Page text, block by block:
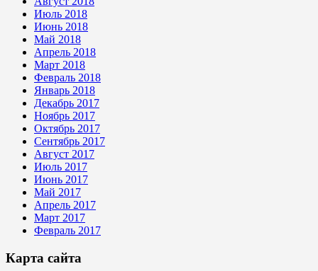
Июль 2018
Июнь 2018
Май 2018
Апрель 2018
Март 2018
Февраль 2018
Январь 2018
Декабрь 2017
Ноябрь 2017
Октябрь 2017
Сентябрь 2017
Август 2017
Июль 2017
Июнь 2017
Май 2017
Апрель 2017
Март 2017
Февраль 2017
Карта сайта